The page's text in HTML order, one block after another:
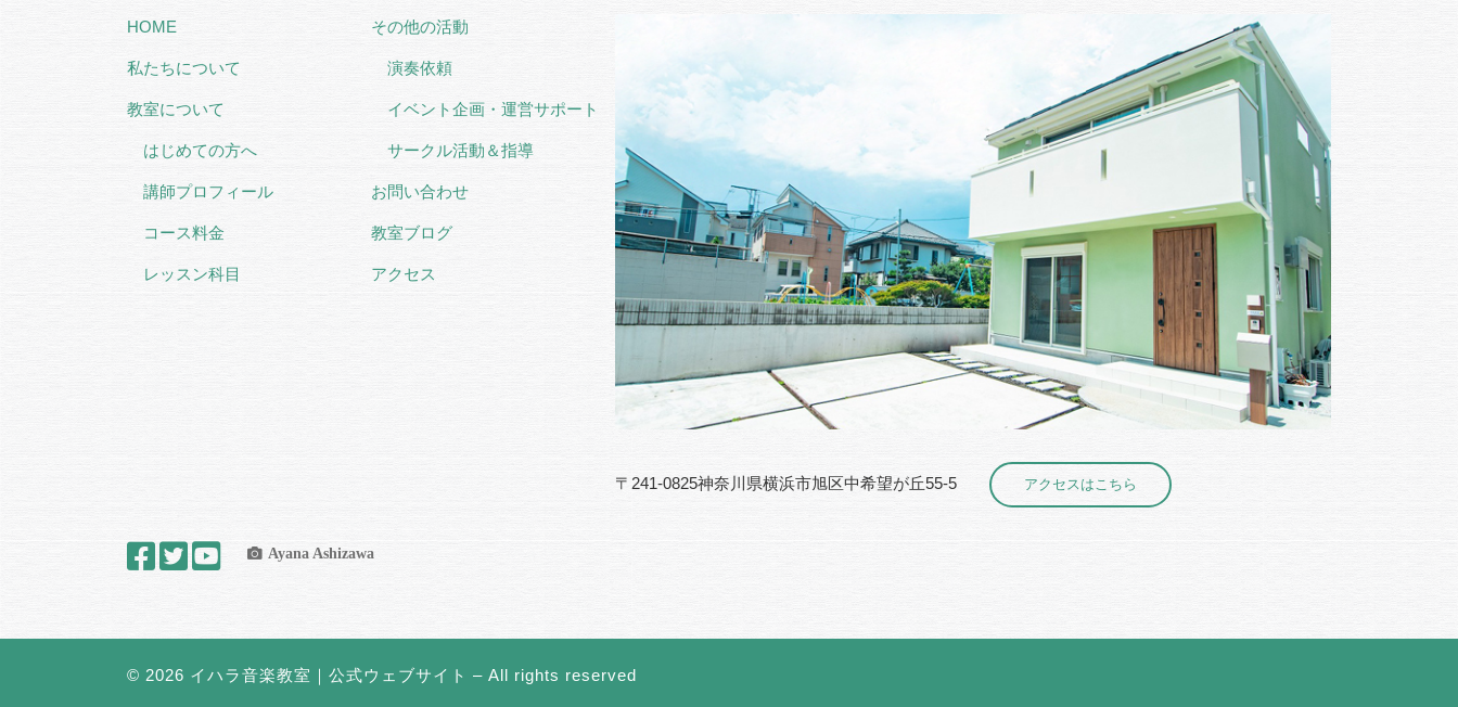
HOME
私たちについて
教室について
はじめての方へ
講師プロフィール
コース料金
レッスン科目
その他の活動
演奏依頼
イベント企画・運営サポート
サークル活動＆指導
お問い合わせ
教室ブログ
アクセス
〒241-0825神奈川県横浜市旭区中希望が丘55-5 アクセスはこちら
Ayana Ashizawa
© 2026 イハラ音楽教室｜公式ウェブサイト – All rights reserved